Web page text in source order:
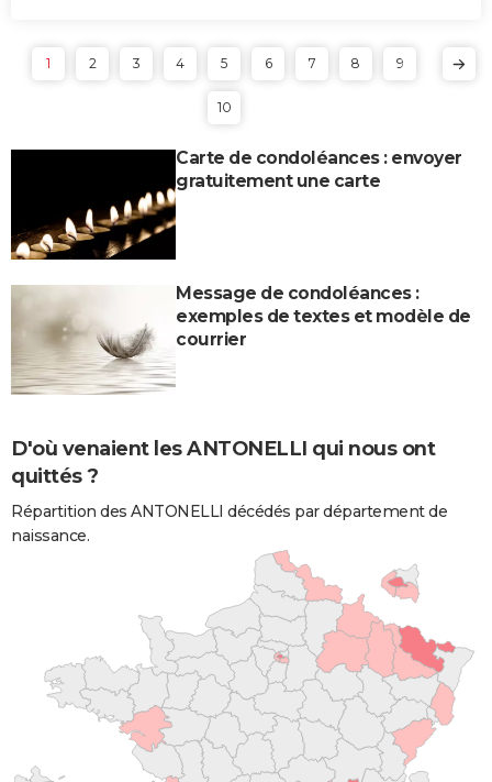
1 2 3 4 5 6 7 8 9
10
Carte de condoléances : envoyer
gratuitement une carte
Message de condoléances :
exemples de textes et modèle de
courrier
D'où venaient les ANTONELLI qui nous ont
quittés ?
Répartition des ANTONELLI décédés par département de
naissance.